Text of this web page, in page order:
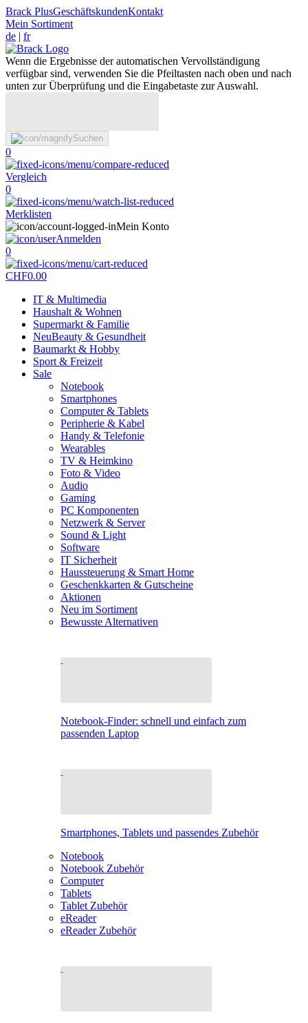
Brack PlusGeschäftskundenKontakt
Mein Sortiment
de | fr
Wenn die Ergebnisse der automatischen Vervollständigung
verfügbar sind, verwenden Sie die Pfeiltasten nach oben und nach
unten zur Überprüfung und die Eingabetaste zur Auswahl.
Suchen
0
Vergleich
0
Merklisten
Mein Konto
Anmelden
0
CHF0.00
IT & Multimedia
Haushalt & Wohnen
Supermarkt & Familie
NeuBeauty & Gesundheit
Baumarkt & Hobby
Sport & Freizeit
Sale
Notebook
Smartphones
Computer & Tablets
Peripherie & Kabel
Handy & Telefonie
Wearables
TV & Heimkino
Foto & Video
Audio
Gaming
PC Komponenten
Netzwerk & Server
Sound & Light
Software
IT Sicherheit
Haussteuerung & Smart Home
Geschenkkarten & Gutscheine
Aktionen
Neu im Sortiment
Bewusste Alternativen
Notebook-Finder: schnell und einfach zum
passenden Laptop
Smartphones, Tablets und passendes Zubehör
Notebook
Notebook Zubehör
Computer
Tablets
Tablet Zubehör
eReader
eReader Zubehör